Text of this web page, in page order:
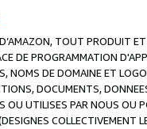
TOUT PRODUIT
DE PROGRAMMATION
NOMS DE DOMAINE ET
DOCUMENTS,
UTILISES PAR NOUS OU
COLLECTIVEMENT